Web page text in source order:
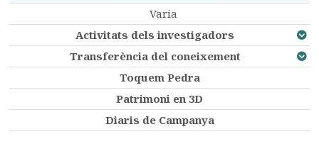
Varia
Activitats dels investigadors
Transferència del coneixement
Toquem Pedra
Patrimoni en 3D
Diaris de Campanya